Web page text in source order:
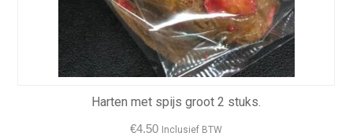
Harten met spijs groot 2 stuks.
€4.50 Inclusief BTW